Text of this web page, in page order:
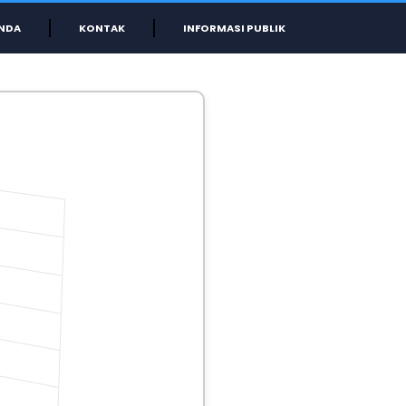
KONTAK INFORMASI PUBLIK